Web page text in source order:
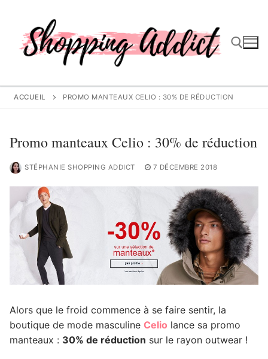
contenu
Rechercher :
ACCUEIL PROMO MANTEAUX CELIO : 30% DE RÉDUCTION
Promo manteaux Celio : 30% de réduction
STÉPHANIE SHOPPING ADDICT 7 DÉCEMBRE 2018
Alors que le froid commence à se faire sentir, la
boutique de mode masculine Celio lance sa promo
manteaux : 30% de réduction sur le rayon outwear !